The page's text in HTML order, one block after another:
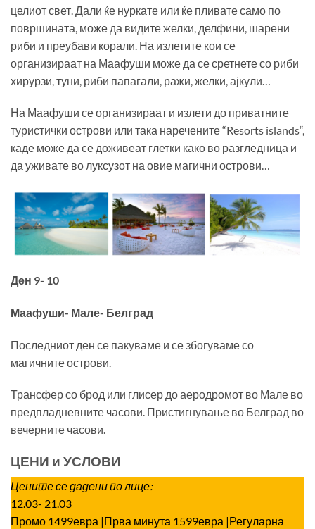
целиот свет. Дали ќе нуркате или ќе пливате само по
површината, може да видите желки, делфини, шарени
риби и преубави корали. На излетите кои се
организираат на Маафуши може да се сретнете со риби
хирурзи, туни, риби папагали, ражи, желки, ајкули…
На Маафуши се организираат и излети до приватните
туристички острови или така наречените “Resorts islands“,
каде може да се доживеат глетки како во разгледница и
да уживате во луксузот на овие магични острови…
Ден 9- 10
Маафуши- Мале- Белград
Последниот ден се пакуваме и се збогуваме со
магичните острови.
Трансфер со брод или глисер до аеродромот во Мале во
предпладневните часови. Пристигнување во Белград во
вечерните часови.
ЦЕНИ и УСЛОВИ
Цените се дадени по лице:
12.03- 21.03
Промо 1499евра |Прва минута 1599евра |Регуларна